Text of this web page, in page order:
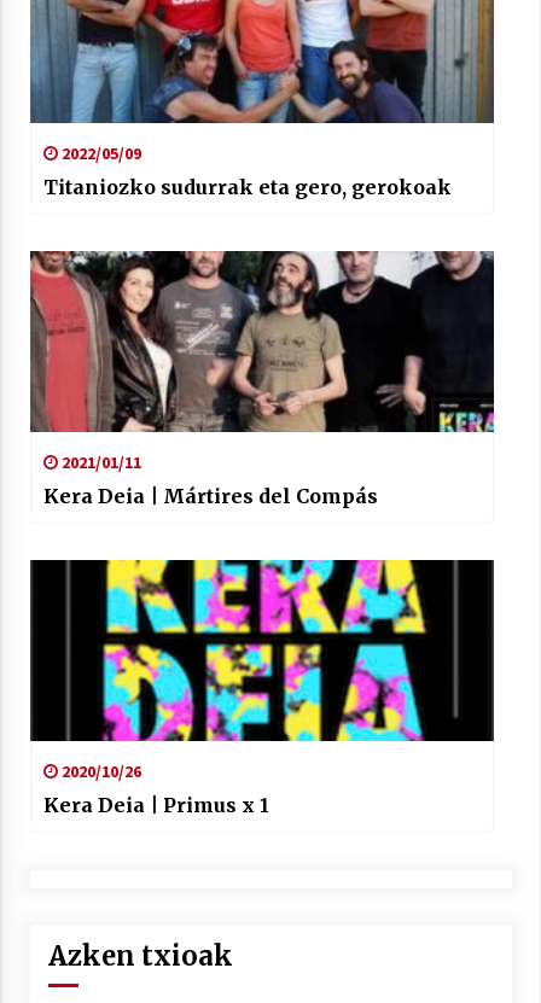
2022/05/09
Titaniozko sudurrak eta gero, gerokoak
2021/01/11
Kera Deia | Mártires del Compás
2020/10/26
Kera Deia | Primus x 1
Azken txioak